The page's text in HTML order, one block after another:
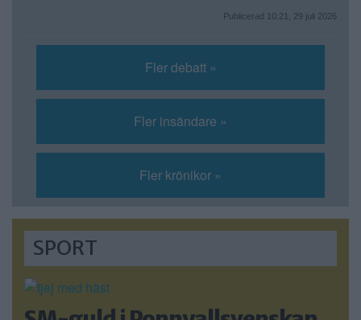
Publicerad 10:21, 29 juli 2026
Fler debatt »
Fler insändare »
Fler krönikor »
SPORT